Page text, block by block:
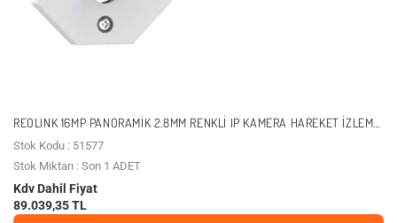
REOLINK 16MP PANORAMIK 2.8MM RENKLI IP KAMERA HAREKET İZLEME
DUO 3
Stok Kodu : 51577
Stok Miktarı : Son 1 ADET
Kdv Dahil Fiyat
89.039,35 TL